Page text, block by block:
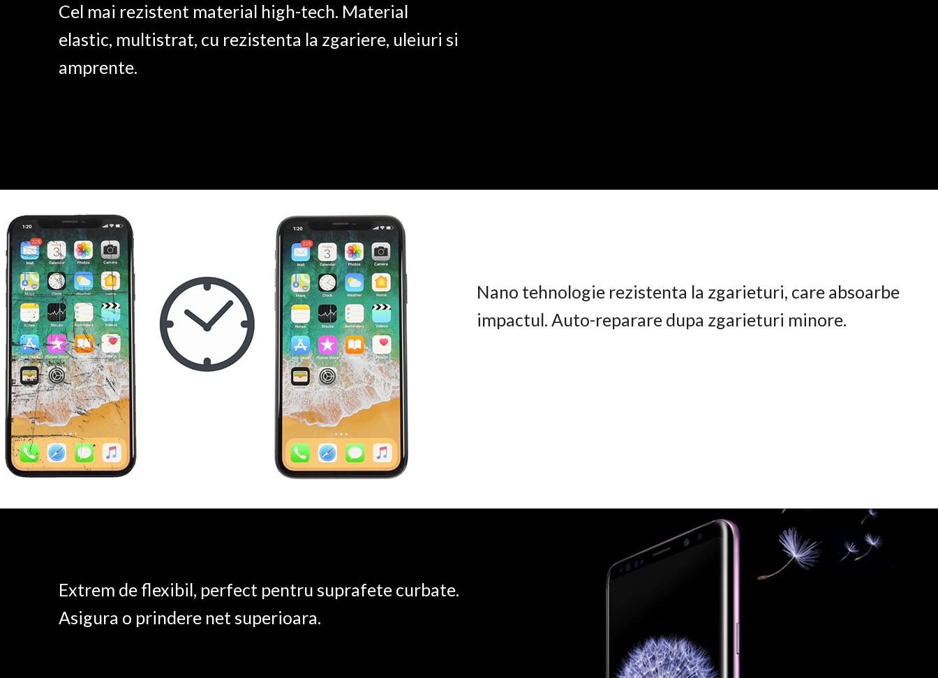
Cel mai rezistent material high-tech. Material
elastic, multistrat, cu rezistenta la zgariere, uleiuri si
amprente.
Nano tehnologie rezistenta la zgarieturi, care absoarbe
impactul. Auto-reparare dupa zgarieturi minore.
Extrem de flexibil, perfect pentru suprafete curbate.
Asigura o prindere net superioara.